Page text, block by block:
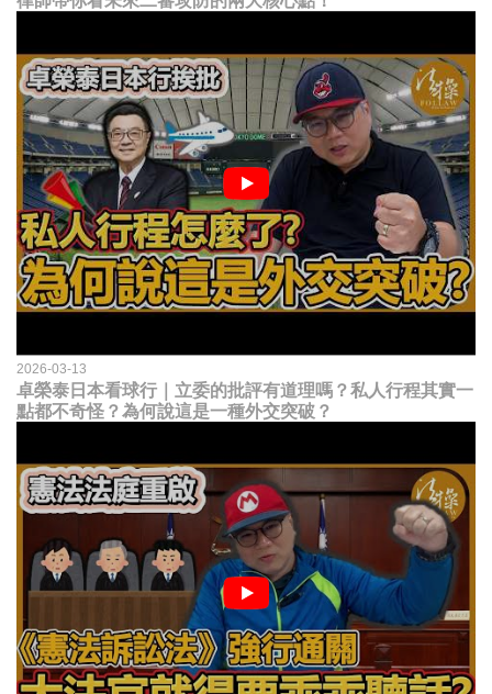
2026-03-13
卓榮泰日本看球行｜立委的批評有道理嗎？私人行程其實一
點都不奇怪？為何說這是一種外交突破？